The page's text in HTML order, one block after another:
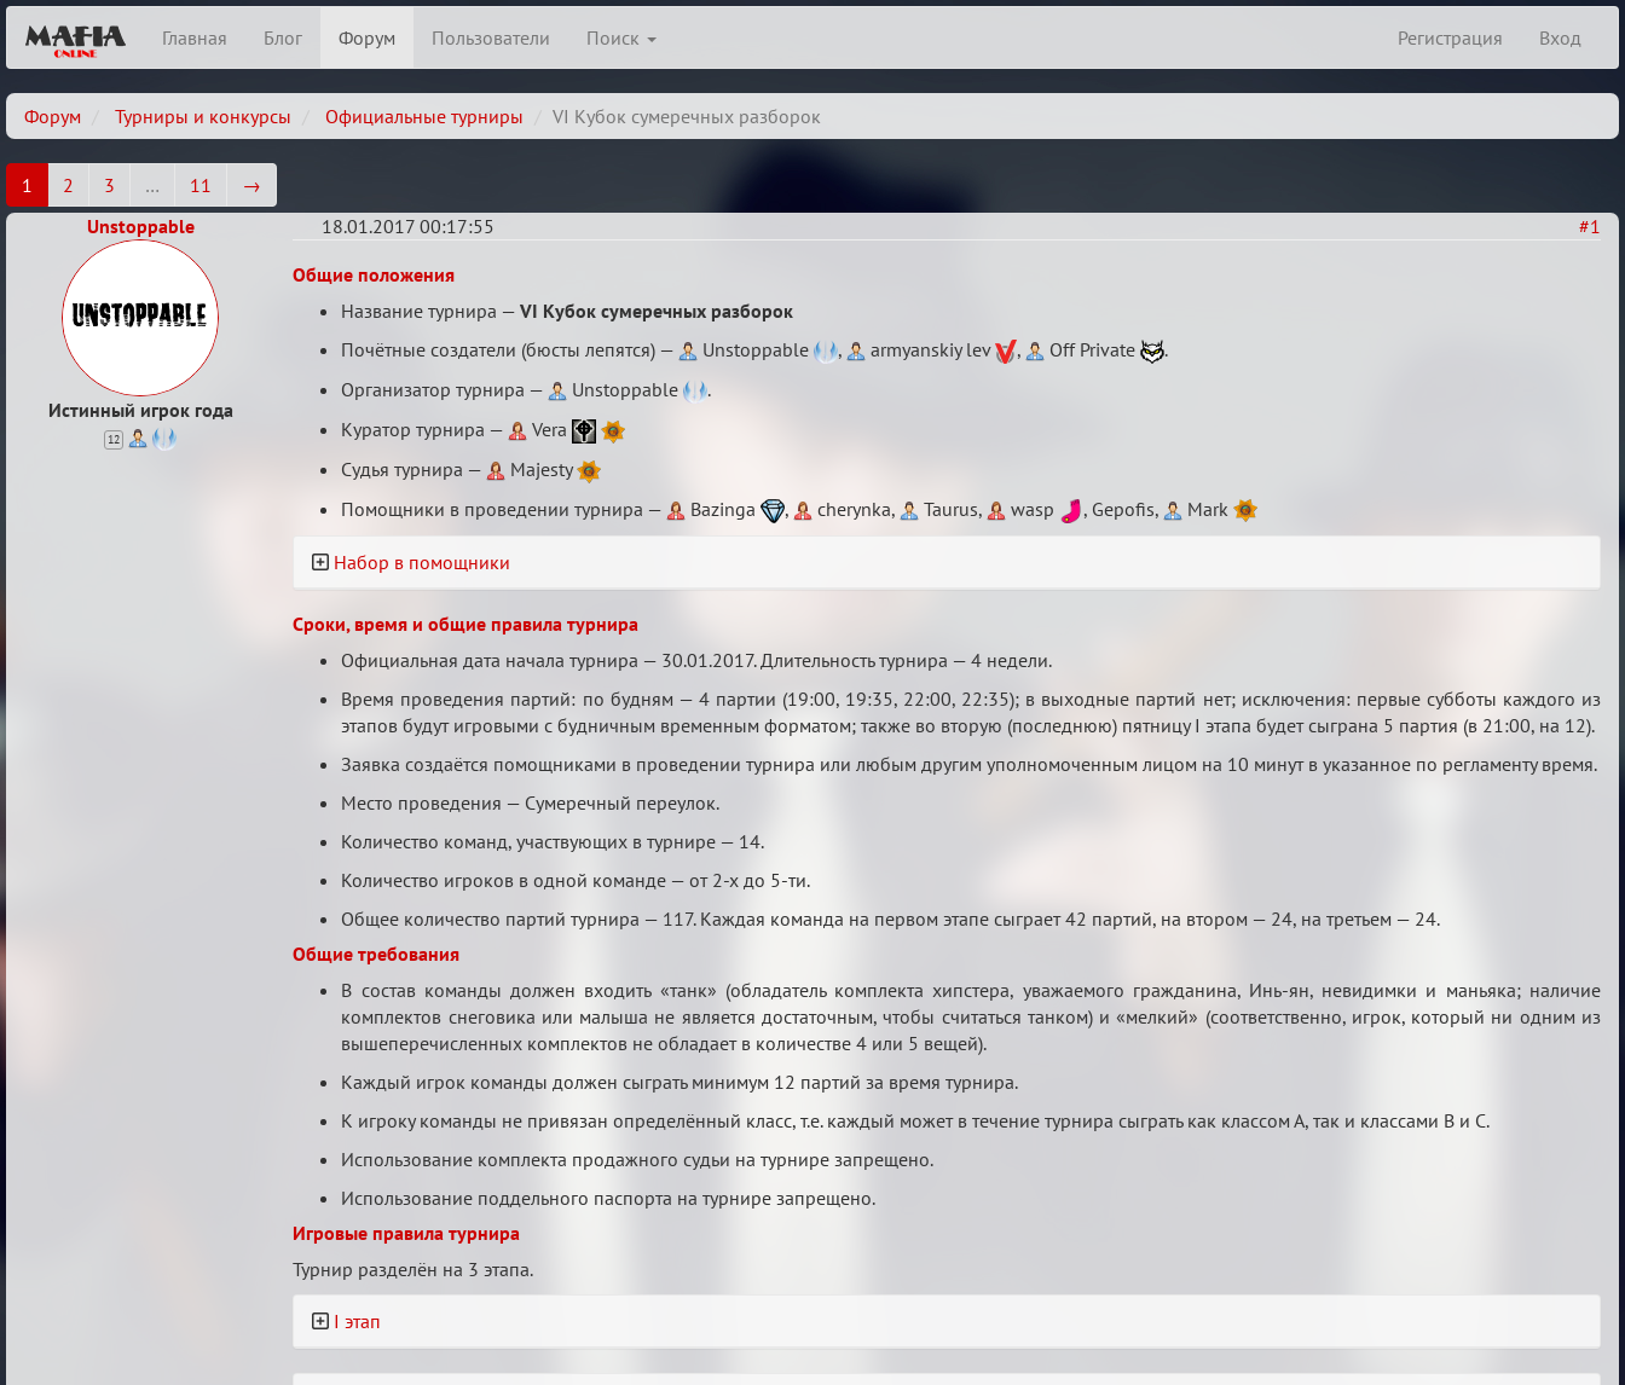
Главная Блог Форум Пользователи Поиск Регистрация Вход
Форум Турниры и конкурсы Официальные турниры VI Кубок сумеречных разборок
1 2 3 … 11
→
Unstoppable
Истинный игрок года
12
#1
18.01.2017 00:17:55
VI
Кубок
сумеречных
Общие положения
Название турнира —VI Кубок сумеречных разборок
Почётные создатели (бюсты лепятся) —
Unstoppable , armyanskiy lev , Off Private
.
Организатор турнира —
Unstoppable
.
Куратор турнира —
Vera
Судья турнира —
Majesty
Помощники в проведении турнира —
Bazinga , cherynka, Taurus, wasp , Gepofis, Mark
Набор в помощники
Сроки, время и общие правила турнира
Официальная дата начала турнира — 30.01.2017. Длительность турнира — 4 недели.
Время проведения партий: по будням — 4 партии (19:00, 19:35, 22:00, 22:35); в выходные партий нет; исключения: первые субботы каждого из
этапов будут игровыми с будничным временным форматом; также во вторую (последнюю) пятницу I этапа будет сыграна 5 партия (в 21:00, на 12).
Заявка создаётся помощниками в проведении турнира или любым другим уполномоченным лицом на 10 минут в указанное по регламенту время.
Место проведения — Сумеречный переулок.
Количество команд, участвующих в турнире — 14.
Количество игроков в одной команде — от 2-х до 5-ти.
Общее количество партий турнира — 117. Каждая команда на первом этапе сыграет 42 партий, на втором — 24, на третьем — 24.
Общие требования
В состав команды должен входить «танк» (обладатель комплекта хипстера, уважаемого гражданина, Инь-ян, невидимки и маньяка; наличие
комплектов снеговика или малыша не является достаточным, чтобы считаться танком) и «мелкий» (соответственно, игрок, который ни одним из
вышеперечисленных комплектов не обладает в количестве 4 или 5 вещей).
Каждый игрок команды должен сыграть минимум 12 партий за время турнира.
К игроку команды не привязан определённый класс, т.е. каждый может в течение турнира сыграть как классом А, так и классами B и С.
Использование комплекта продажного судьи на турнире запрещено.
Использование поддельного паспорта на турнире запрещено.
Игровые правила турнира
Турнир разделён на 3 этапа.
I этап